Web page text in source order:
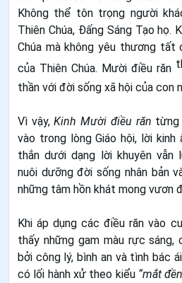
Không thể tôn trọng người
Thiên Chúa, Ðấng Sáng Tạo họ.
Chúa mà không yêu thương
của Thiên Chúa. Mười điều răn
thần với đời sống xã hội của con
Vì vậy,Kinh Mười điều răn từng
vào trong lòng Giáo hội, lời kinh
thắn dưới dạng lời khuyên vẫn
nuôi dưỡng đời sống nhân bản
những tâm hồn khát mong vươn
Khi áp dụng các điều răn vào
thấy những gam màu rực
bởi công lý, bình an và tình bác
có lối hành xử theo kiểu “mắt